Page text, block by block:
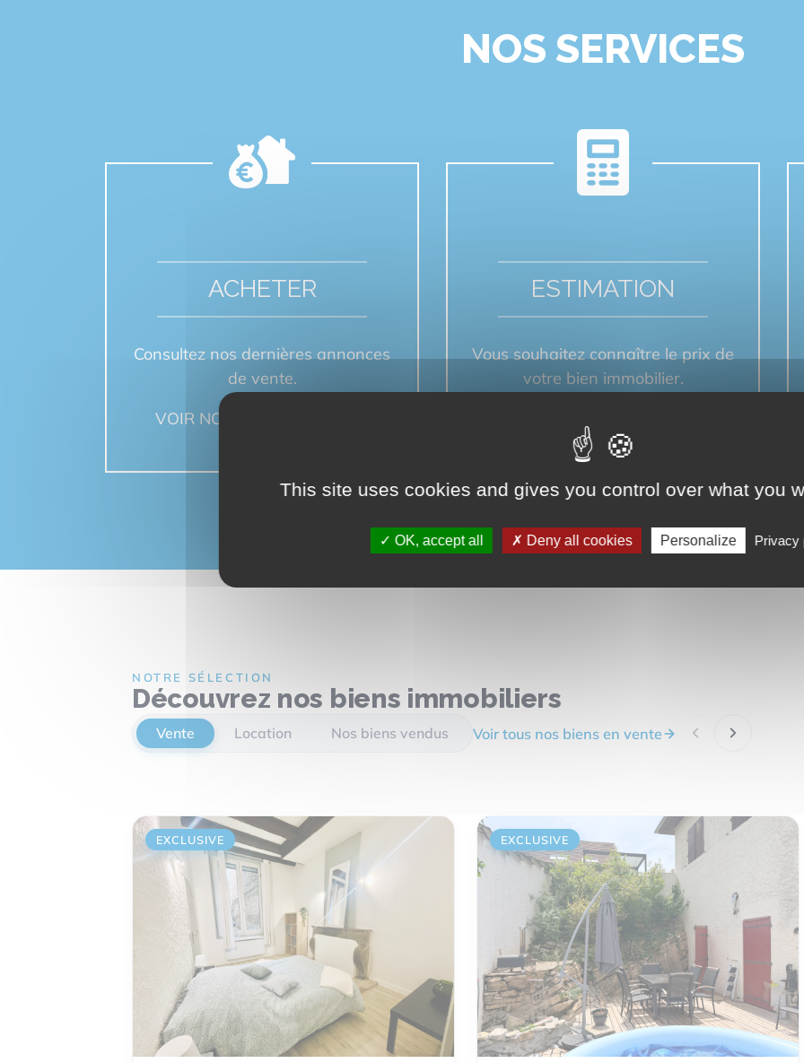
NOS SERVICES
ACHETER
Consultez nos dernières annonces
de vente.
VOIR NOS ANNONCES
ESTIMATION
Vous souhaitez connaître le prix de
votre bien immobilier.
NOTRE SÉLECTION
Découvrez nos biens immobiliers
Vente Location Nos biens vendus Voir tous nos biens en vente
EXCLUSIVE EXCLUSIVE
This site uses cookies and gives you control over what you
OK, accept all Deny all cookies Personalize Privacy